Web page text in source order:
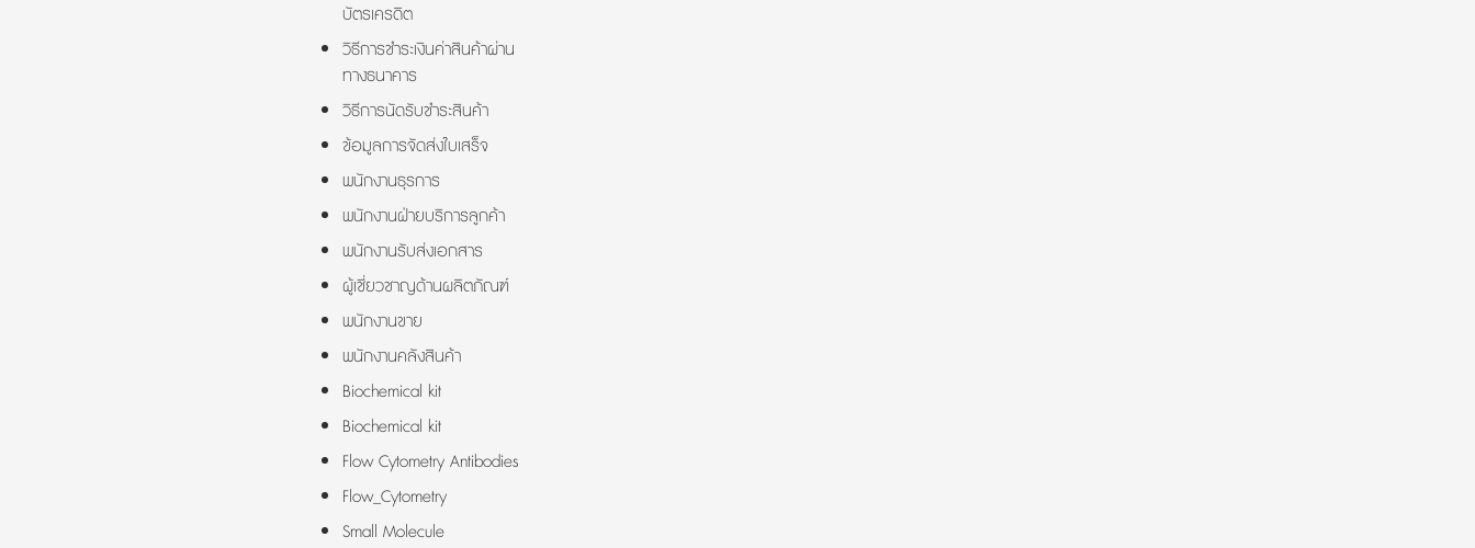
บัตรเครดิต
วิธีการชำระเงินค่าสินค้าผ่าน
ทางธนาคาร
วิธีการนัดรับชำระสินค้า
ข้อมูลการจัดส่งใบเสร็จ
พนักงานธุรการ
พนักงานฝ่ายบริการลูกค้า
พนักงานรับส่งเอกสาร
ผู้เชี่ยวชาญด้านผลิตภัณฑ์
พนักงานขาย
พนักงานคลังสินค้า
Biochemical kit
Biochemical kit
Flow Cytometry Antibodies
Flow_Cytometry
Small Molecule